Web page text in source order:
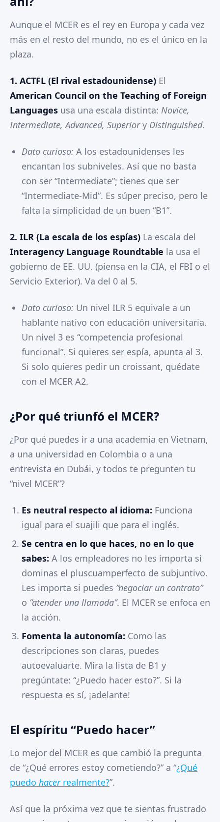
Aunque el MCER es el rey en Europa y cada vez
más en el resto del mundo, no es el único en la
plaza.
1. ACTFL (El rival estadounidense) El
American Council on the Teaching of Foreign
Languages usa una escala distinta: Novice,
Intermediate, Advanced, Superiory Distinguished.
Dato curioso: A los estadounidenses les
encantan los subniveles. Así que no basta
con ser “Intermediate”; tienes que ser
“Intermediate-Mid”. Es súper preciso, pero le
falta la simplicidad de un buen “B1”.
2. ILR (La escala de los espías) La escala del
Interagency Language Roundtable la usa el
gobierno de EE. UU. (piensa en la CIA, el FBI o el
Servicio Exterior). Va del 0 al 5.
Dato curioso: Un nivel ILR 5 equivale a un
hablante nativo con educación universitaria.
Un nivel 3 es “competencia profesional
funcional”. Si quieres ser espía, apunta al 3.
Si solo quieres pedir un croissant, quédate
con el MCER A2.
¿Por qué triunfó el MCER?
¿Por qué puedes ir a una academia en Vietnam,
a una universidad en Colombia o a una
entrevista en Dubái, y todos te pregunten tu
“nivel MCER”?
Es neutral respecto al idioma: Funciona
igual para el suajili que para el inglés.
Se centra en lo que haces, no en lo que
sabes: A los empleadores no les importa si
dominas el pluscuamperfecto de subjuntivo.
Les importa si puedes ”negociar un contrato”
o ”atender una llamada”. El MCER se enfoca en
la acción.
Fomenta la autonomía: Como las
descripciones son claras, puedes
autoevaluarte. Mira la lista de B1 y
pregúntate: “¿Puedo hacer esto?”. Si la
respuesta es sí, ¡adelante!
El espíritu “Puedo hacer”
Lo mejor del MCER es que cambió la pregunta
de “¿Qué errores estoy cometiendo?” a “¿Qué
puedo hacerrealmente?”.
Así que la próxima vez que te sientas frustrado